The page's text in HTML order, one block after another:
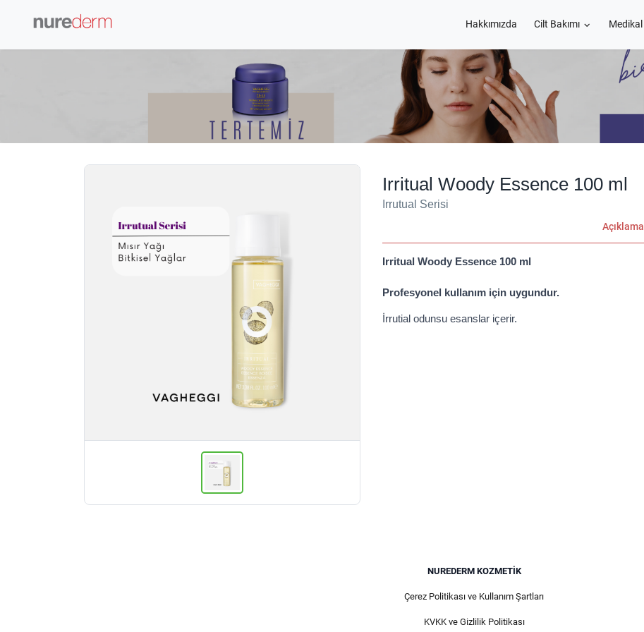
Hakkımızda Cilt Bakımı Medikal
Irritual Woody Essence 100 ml
Irrutual Serisi
Açıklama
Irritual Woody Essence 100 ml
Profesyonel kullanım için uygundur.
İrrutial odunsu esanslar içerir.
NUREDERM KOZMETIK
Çerez Politikası ve Kullanım Şartları
KVKK ve Gizlilik Politikası